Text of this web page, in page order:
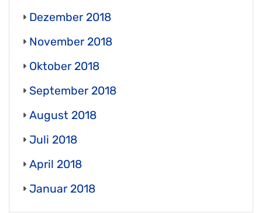
Dezember 2018
November 2018
Oktober 2018
September 2018
August 2018
Juli 2018
April 2018
Januar 2018